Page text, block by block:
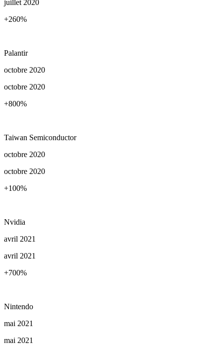
juillet 2020
+260%
Palantir
octobre 2020
octobre 2020
+800%
Taiwan Semiconductor
octobre 2020
octobre 2020
+100%
Nvidia
avril 2021
avril 2021
+700%
Nintendo
mai 2021
mai 2021